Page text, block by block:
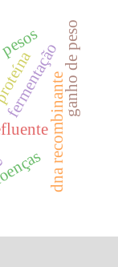
fermentação
dna recombinante
pesos ganho de peso